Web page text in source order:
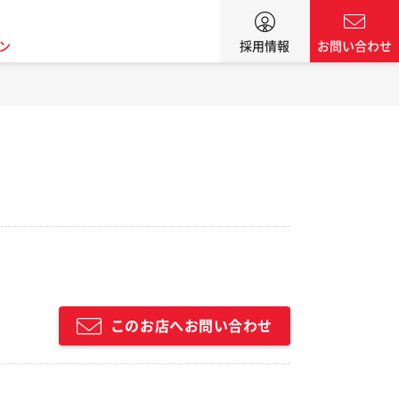
採用情報 お問い合わせ
このお店へお問い合わせ